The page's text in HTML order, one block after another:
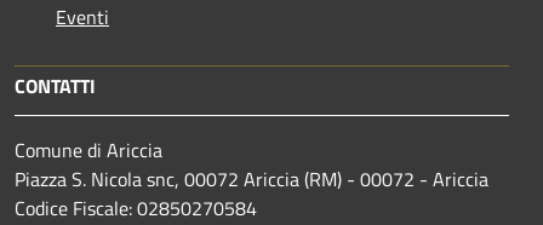
Eventi
CONTATTI
Comune di Ariccia
Piazza S. Nicola snc, 00072 Ariccia (RM) - 00072 - Ariccia
Codice Fiscale: 02850270584